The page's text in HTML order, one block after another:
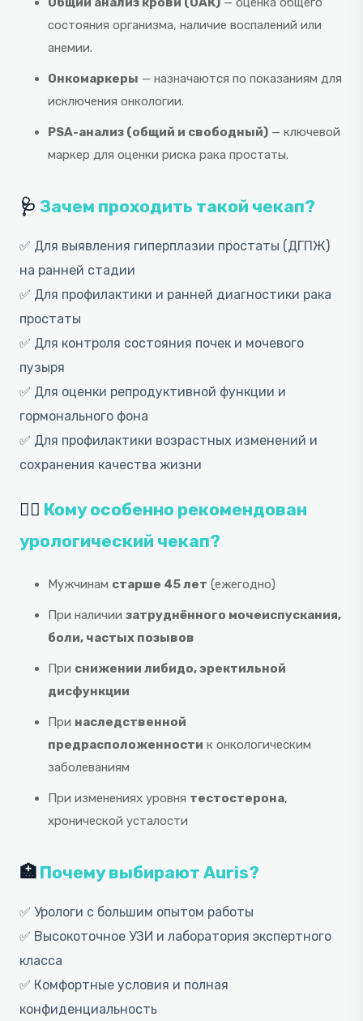
состояния организма, наличие воспалений или
анемии.
Онкомаркеры — назначаются по показаниям для
исключения онкологии.
PSA-анализ (общий и свободный) — ключевой
маркер для оценки риска рака простаты.
🩺 Зачем проходить такой чекап?
✅ Для выявления гиперплазии простаты (ДГПЖ)
на ранней стадии
✅ Для профилактики и ранней диагностики рака
простаты
✅ Для контроля состояния почек и мочевого
пузыря
✅ Для оценки репродуктивной функции и
гормонального фона
✅ Для профилактики возрастных изменений и
сохранения качества жизни
👨‍⚕️ Кому особенно рекомендован
урологический чекап?
Мужчинам старше 45 лет (ежегодно)
При наличии затруднённого мочеиспускания,
боли, частых позывов
При снижении либидо, эректильной
дисфункции
При наследственной
предрасположенности к онкологическим
заболеваниям
При изменениях уровня тестостерона,
хронической усталости
🏥 Почему выбирают Auris?
✅ Урологи с большим опытом работы
✅ Высокоточное УЗИ и лаборатория экспертного
класса
✅ Комфортные условия и полная
конфиденциальность